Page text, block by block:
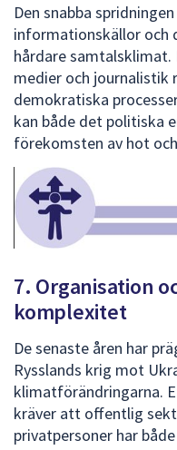
Den snabba
informationskällor och
hårdare
medier och journalistik
demokratiska
kan både det politiska
förekomsten av hot
7. Organisation
komplexitet
De senaste åren har
Rysslands krig mot
klimatförändringarna.
kräver att offentlig
privatpersoner har